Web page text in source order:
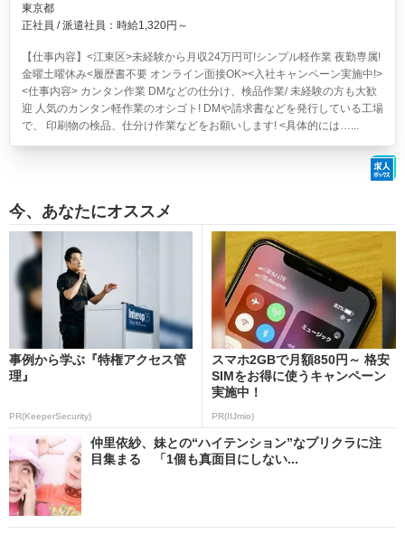
東京都
正社員 / 派遣社員：時給1,320円～
【仕事内容】<江東区>未経験から月収24万円可!シンプル軽作業 夜勤専属!
金曜土曜休み<履歴書不要 オンライン面接OK><入社キャンペーン実施中!>
<仕事内容> カンタン作業 DMなどの仕分け、検品作業/ 未経験の方も大歓
迎 人気のカンタン軽作業のオシゴト! DMや請求書などを発行している工場
で、 印刷物の検品、仕分け作業などをお願いします! <具体的には…...
今、あなたにオススメ
事例から学ぶ『特権アクセス管
理』
PR(KeeperSecurity)
スマホ2GBで月額850円～ 格安
SIMをお得に使うキャンペーン
実施中！
PR(IIJmio)
仲里依紗、妹との“ハイテンション”なプリクラに注
目集まる 「1個も真面目にしない...